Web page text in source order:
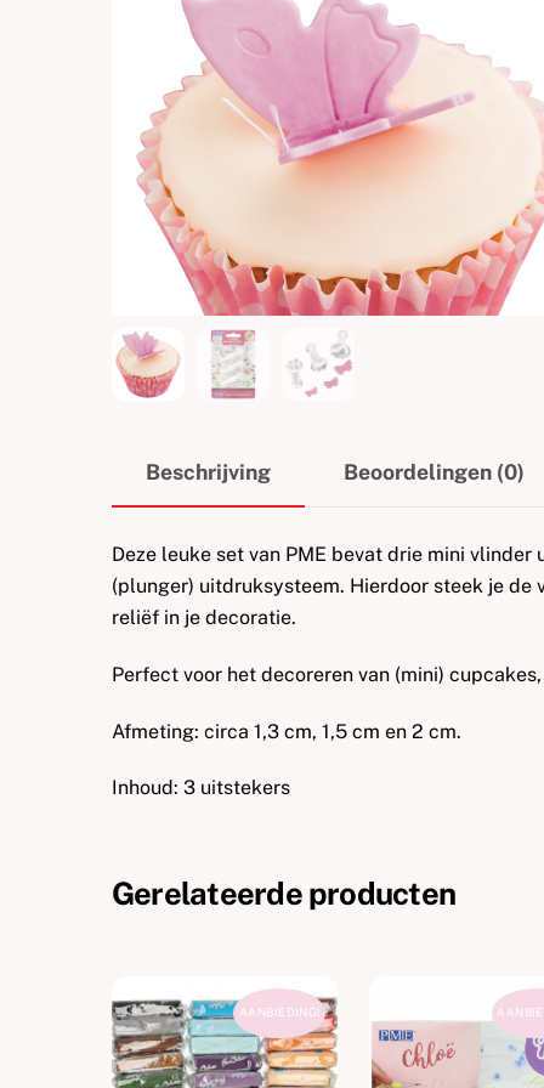
Beschrijving Beoordelingen (0)
Deze leuke set van PME bevat drie mini
(plunger) uitdruksysteem. Hierdoor steek je
reliëf in je decoratie.
Perfect voor het decoreren van (mini)
Afmeting: circa 1,3 cm, 1,5 cm en 2 cm.
Inhoud: 3 uitstekers
Gerelateerde producten
AANBIEDING!